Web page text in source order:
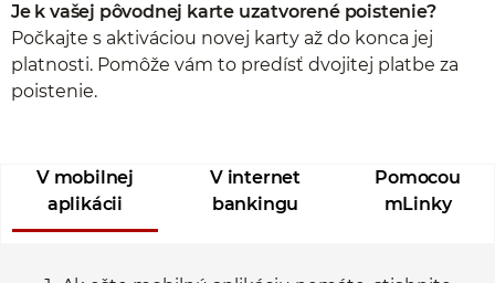
Je k vašej pôvodnej karte uzatvorené poistenie?
Počkajte s aktiváciou novej karty až do konca jej
platnosti. Pomôže vám to predísť dvojitej platbe za
poistenie.
V mobilnej
aplikácii
V internet
bankingu
Pomocou
mLinky